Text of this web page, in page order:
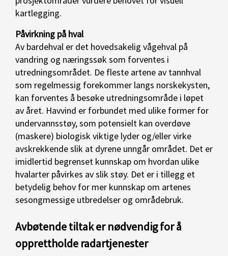
kartlegging.
Påvirkning på hval
Av bardehval er det hovedsakelig vågehval på
vandring og næringssøk som forventes i
utredningsområdet. De fleste artene av tannhval
som regelmessig forekommer langs norskekysten,
kan forventes å besøke utredningsområde i løpet
av året. Havvind er forbundet med ulike former for
undervannsstøy, som potensielt kan overdøve
(maskere) biologisk viktige lyder og/eller virke
avskrekkende slik at dyrene unngår området. Det er
imidlertid begrenset kunnskap om hvordan ulike
hvalarter påvirkes av slik støy. Det er i tillegg et
betydelig behov for mer kunnskap om artenes
sesongmessige utbredelser og områdebruk.
Avbøtende tiltak er nødvendig for å
opprettholde radartjenester